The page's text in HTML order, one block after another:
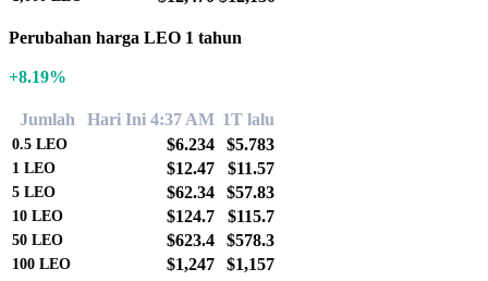
Perubahan harga LEO 1 tahun
+8.19%
Jumlah Hari Ini 4:37 AM 1T lalu
0.5 LEO $6.234 $5.783
1 LEO $12.47 $11.57
5 LEO $62.34 $57.83
10 LEO $124.7 $115.7
50 LEO $623.4 $578.3
100 LEO $1,247 $1,157